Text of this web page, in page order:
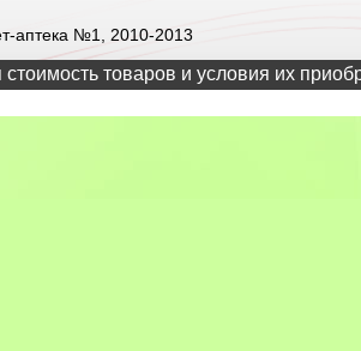
аптека №1, 2010-2013
стоимость товаров и условия их